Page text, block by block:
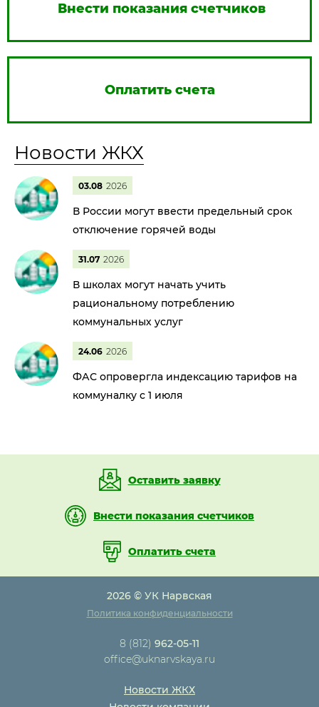
Внести показания счетчиков
Оплатить счета
Новости ЖКХ
03.08 2026
В России могут ввести предельный срок
отключение горячей воды
31.07 2026
В школах могут начать учить
рациональному потреблению
коммунальных услуг
24.06 2026
ФАС опровергла индексацию тарифов на
коммуналку с 1 июля
Оставить заявку
Внести показания счетчиков
Оплатить счета
2026 © УК Нарвская
Политика конфиденциальности
8 (812) 962-05-11
office@uknarvskaya.ru
Новости ЖКХ